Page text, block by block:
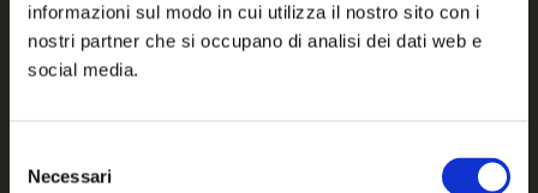
informazioni sul modo in cui utilizza il nostro sito con i
nostri partner che si occupano di analisi dei dati web e
social media.
delNecessari